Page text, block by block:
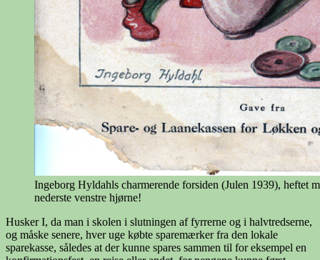
Ingeborg Hyldahls charmerende forsiden (Julen 1939), heftet
nederste venstre hjørne!
Husker I, da man i skolen i slutningen af fyrrerne og i halvtredserne,
og måske senere, hver uge købte sparemærker fra den lokale
sparekasse, således at der kunne spares sammen til for eksempel en